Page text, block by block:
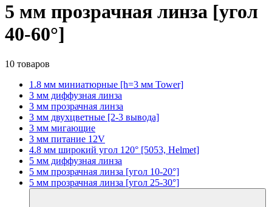
5 мм прозрачная линза [угол
40-60°]
10 товаров
1.8 мм миниатюрные [h=3 мм Tower]
3 мм диффузная линза
3 мм прозрачная линза
3 мм двухцветные [2-3 вывода]
3 мм мигающие
3 мм питание 12V
4.8 мм широкий угол 120° [5053, Helmet]
5 мм диффузная линза
5 мм прозрачная линза [угол 10-20°]
5 мм прозрачная линза [угол 25-30°]